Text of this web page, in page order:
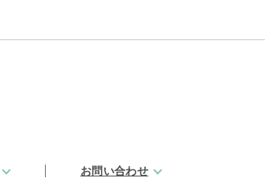
お問い合わせ